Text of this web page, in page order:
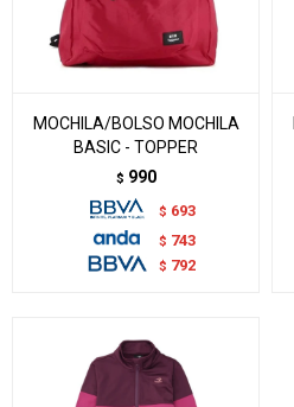
MOCHILA/BOLSO MOCHILA
BASIC - TOPPER
$ 990
$ 693
$ 743
$ 792